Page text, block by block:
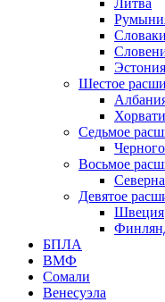
Литва
Эстония
Шестое
Седьмое
Восьмое
Девятое
Швеция
БПЛА
ВМФ
Сомали
Венесуэла